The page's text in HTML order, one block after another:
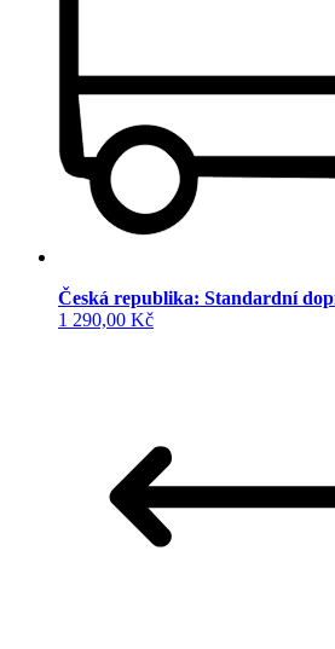
Česká republika: Standardní
1 290,00 Kč